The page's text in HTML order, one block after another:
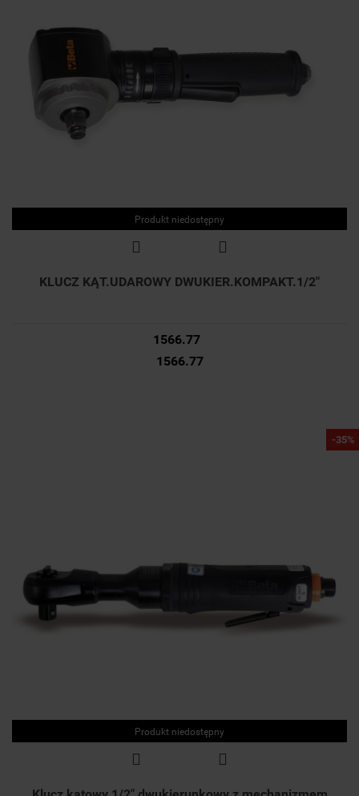
Produkt niedostępny
KLUCZ KĄT.UDAROWY DWUKIER.KOMPAKT.1/2"
1566.77
1566.77
Produkt niedostępny
-35%